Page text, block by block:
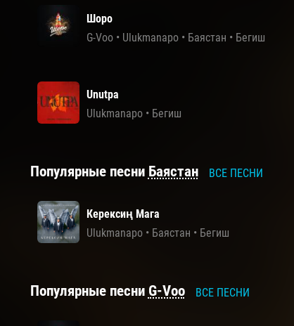
Шоро
G-Voo• Ulukmanapo• Баястан • Бегиш
Unutpa
Ulukmanapo• Бегиш
Популярные песни Баястан ВСЕ ПЕСНИ
Керексиң Мага
Ulukmanapo• Баястан • Бегиш
Популярные песни G-Voo ВСЕ ПЕСНИ